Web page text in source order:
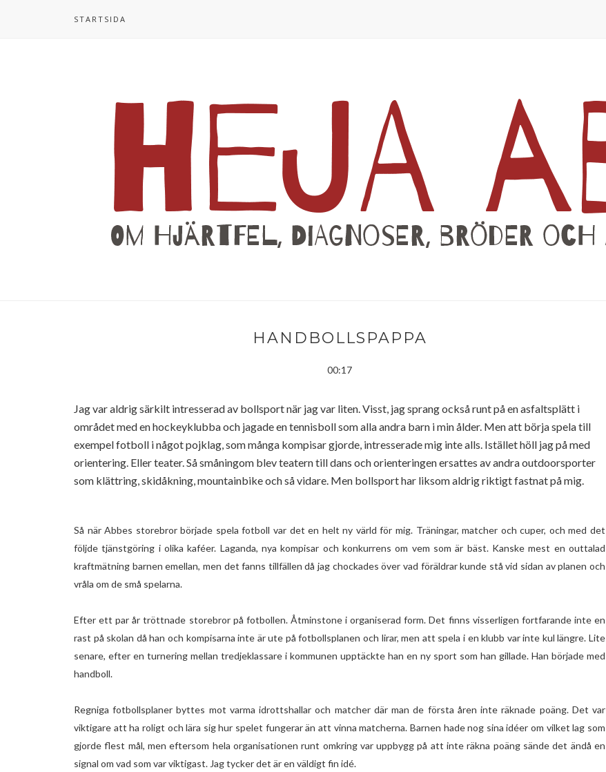
STARTSIDA
HANDBOLLSPAPPA
00:17
Jag var aldrig särkilt intresserad av bollsport när jag var liten. Visst, jag sprang också runt på en asfaltsplätt i
området med en hockeyklubba och jagade en tennisboll som alla andra barn i min ålder. Men att börja spela till
exempel fotboll i något pojklag, som många kompisar gjorde, intresserade mig inte alls. Istället höll jag på med
orientering. Eller teater. Så småningom blev teatern till dans och orienteringen ersattes av andra outdoorsporter
som klättring, skidåkning, mountainbike och så vidare. Men bollsport har liksom aldrig riktigt fastnat på mig.
Så när Abbes storebror började spela fotboll var det en helt ny värld för mig. Träningar, matcher och cuper, och med det
följde tjänstgöring i olika kaféer. Laganda, nya kompisar och konkurrens om vem som är bäst. Kanske mest en outtalad
kraftmätning barnen emellan, men det fanns tillfällen då jag chockades över vad föräldrar kunde stå vid sidan av planen och
vråla om de små spelarna.
Efter ett par år tröttnade storebror på fotbollen. Åtminstone i organiserad form. Det finns visserligen fortfarande inte en
rast på skolan då han och kompisarna inte är ute på fotbollsplanen och lirar, men att spela i en klubb var inte kul längre. Lite
senare, efter en turnering mellan tredjeklassare i kommunen upptäckte han en ny sport som han gillade. Han började med
handboll.
Regniga fotbollsplaner byttes mot varma idrottshallar och matcher där man de första åren inte räknade poäng. Det var
viktigare att ha roligt och lära sig hur spelet fungerar än att vinna matcherna. Barnen hade nog sina idéer om vilket lag som
gjorde flest mål, men eftersom hela organisationen runt omkring var uppbygg på att inte räkna poäng sände det ändå en
signal om vad som var viktigast. Jag tycker det är en väldigt fin idé.